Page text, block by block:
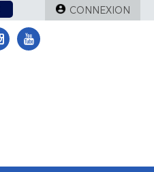
CONNEXION